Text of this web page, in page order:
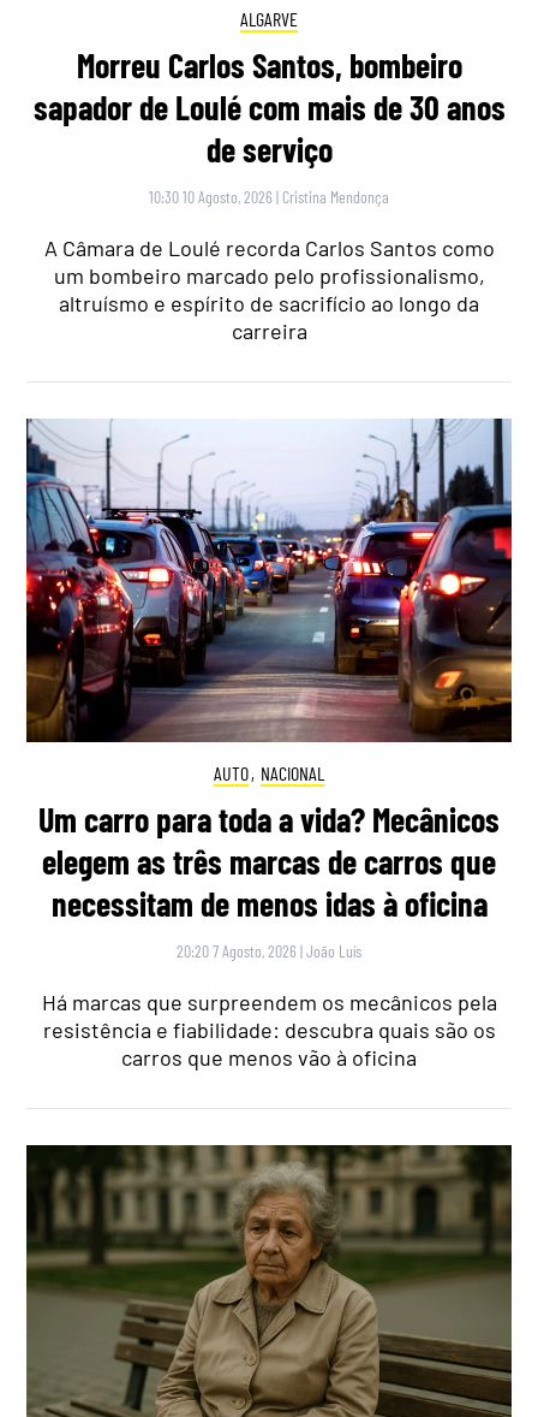
ALGARVE
Morreu Carlos Santos, bombeiro
sapador de Loulé com mais de 30 anos
de serviço
10:30 10 Agosto, 2026 | Cristina Mendonça
A Câmara de Loulé recorda Carlos Santos como
um bombeiro marcado pelo profissionalismo,
altruísmo e espírito de sacrifício ao longo da
carreira
AUTO, NACIONAL
Um carro para toda a vida? Mecânicos
elegem as três marcas de carros que
necessitam de menos idas à oficina
20:20 7 Agosto, 2026 |João Luís
Há marcas que surpreendem os mecânicos pela
resistência e fiabilidade: descubra quais são os
carros que menos vão à oficina